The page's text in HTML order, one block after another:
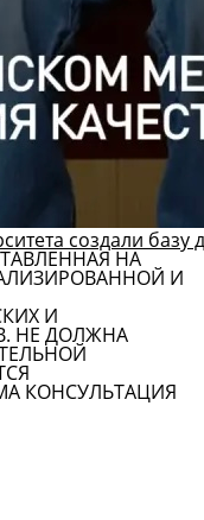
создали
НА
И
И
НЕ ДОЛЖНА
КОНСУЛЬТАЦИЯ